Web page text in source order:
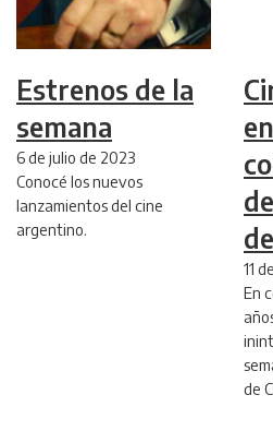
Estrenos de la
semana
6 de julio de 2023
Conocé los nuevos
lanzamientos del cine
argentino.
11
En
de